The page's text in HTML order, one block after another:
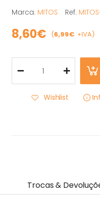
Marca: MITOS Ref.
8,60€ (6,99€ +IVA)
Wishlist
Trocas &